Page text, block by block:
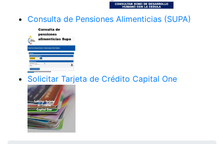
Consulta de Pensiones Alimenticias (SUPA)
Solicitar Tarjeta de Crédito Capital One